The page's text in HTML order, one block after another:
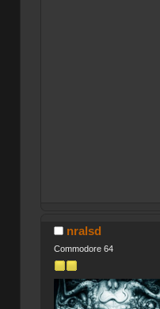
nralsd
Commodore 64